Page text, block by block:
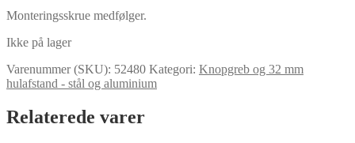
Monteringsskrue medfølger.
Ikke på lager
Varenummer (SKU): 52480 Kategori: Knopgreb og 32 mm
hulafstand - stål og aluminium
Relaterede varer